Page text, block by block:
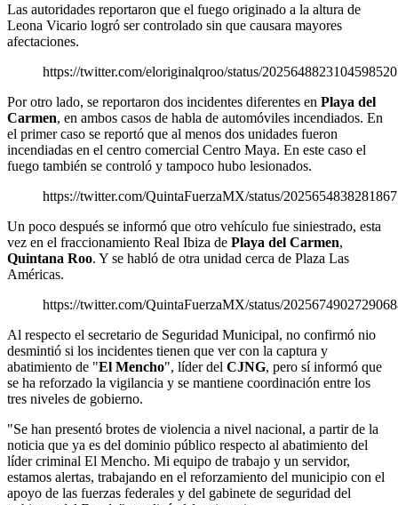
Las autoridades reportaron que el fuego originado a la altura de
Leona Vicario logró ser controlado sin que causara mayores
afectaciones.
https://twitter.com/eloriginalqroo/status/2025648823104598520
Por otro lado, se reportaron dos incidentes diferentes en Playa del
Carmen, en ambos casos de habla de automóviles incendiados. En
el primer caso se reportó que al menos dos unidades fueron
incendiadas en el centro comercial Centro Maya. En este caso el
fuego también se controló y tampoco hubo lesionados.
https://twitter.com/QuintaFuerzaMX/status/
Un poco después se informó que otro vehículo fue siniestrado, esta
vez en el fraccionamiento Real Ibiza de Playa del Carmen,
Quintana Roo. Y se habló de otra unidad cerca de Plaza Las
Américas.
https://twitter.com/QuintaFuerzaMX/status/
Al respecto el secretario de Seguridad Municipal, no confirmó nio
desmintió si los incidentes tienen que ver con la captura y
abatimiento de "El Mencho", líder del CJNG, pero sí informó que
se ha reforzado la vigilancia y se mantiene coordinación entre los
tres niveles de gobierno.
"Se han presentó brotes de violencia a nivel nacional, a partir de la
noticia que ya es del dominio público respecto al abatimiento del
líder criminal El Mencho. Mi equipo de trabajo y un servidor,
estamos alertas, trabajando en el reforzamiento del municipio con el
apoyo de las fuerzas federales y del gabinete de seguridad del